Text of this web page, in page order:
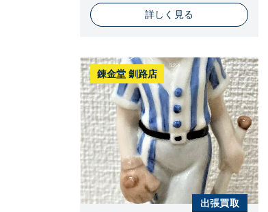
詳しく見る
錬金堂 釧路店
出張買取